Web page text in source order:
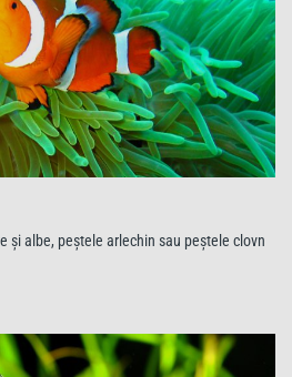
și albe, peștele arlechin sau peștele clovn